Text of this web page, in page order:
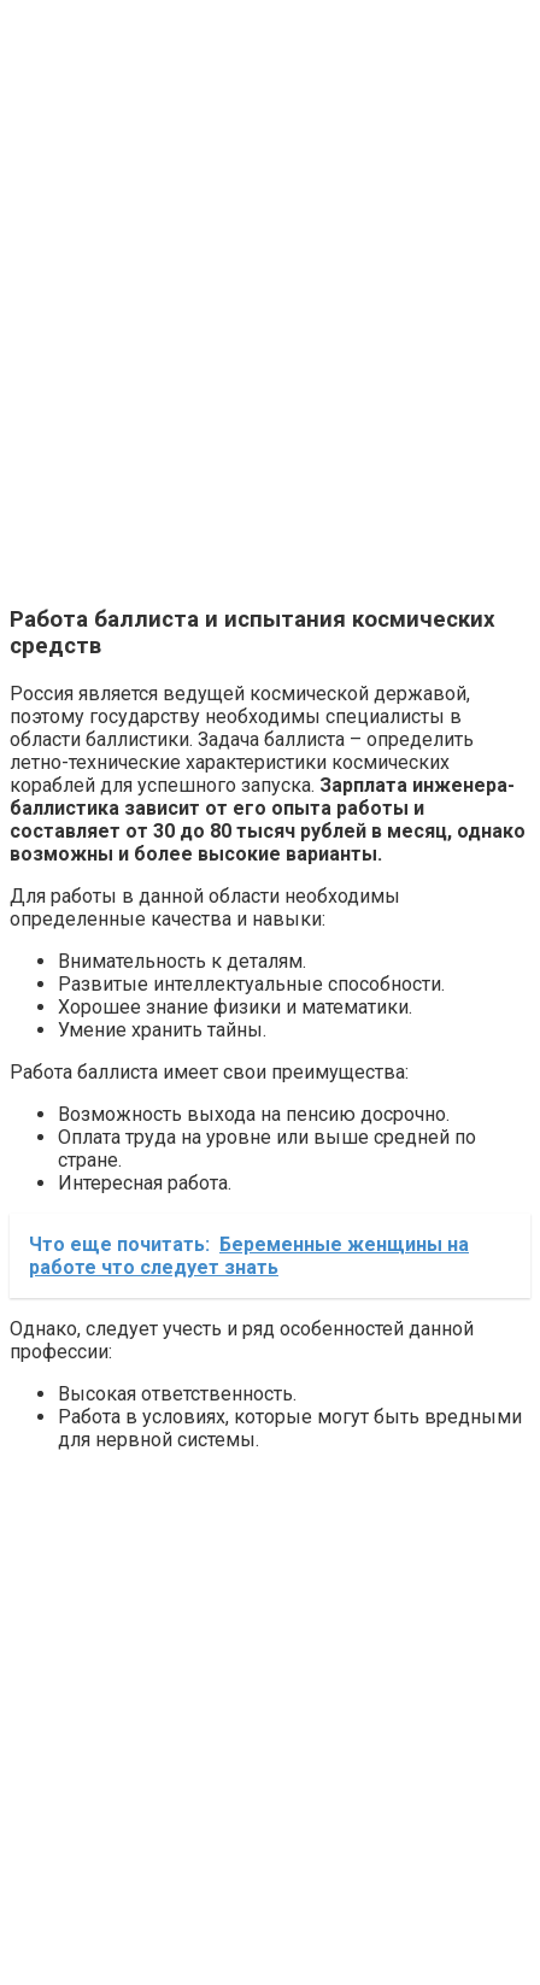
Работа баллиста и испытания космических
средств
Россия является ведущей космической державой,
поэтому государству необходимы специалисты в
области баллистики. Задача баллиста – определить
летно-технические характеристики космических
кораблей для успешного запуска. Зарплата инженера-
баллистика зависит от его опыта работы и
составляет от 30 до 80 тысяч рублей в месяц, однако
возможны и более высокие варианты.
Для работы в данной области необходимы
определенные качества и навыки:
Внимательность к деталям.
Развитые интеллектуальные способности.
Хорошее знание физики и математики.
Умение хранить тайны.
Работа баллиста имеет свои преимущества:
Возможность выхода на пенсию досрочно.
Оплата труда на уровне или выше средней по
стране.
Интересная работа.
Что еще почитать: Беременные женщины на
работе что следует знать
Однако, следует учесть и ряд особенностей данной
профессии:
Высокая ответственность.
Работа в условиях, которые могут быть вредными
для нервной системы.